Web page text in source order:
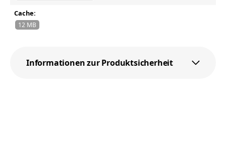
Cache:
12 MB
Informationen zur Produktsicherheit